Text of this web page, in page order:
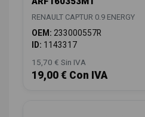
RENAULT CAPTUR 0.9 ENERGY
OEM: 233000557R
ID: 1143317
15,70 € Sin IVA
19,00 € Con IVA